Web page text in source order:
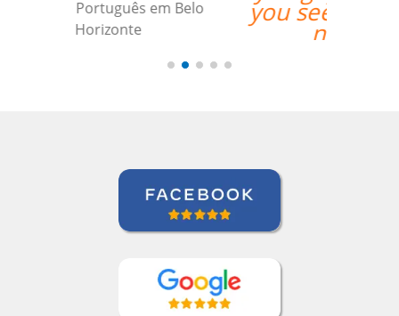
you seemed to fit my
needs for
individualized training
the best.””